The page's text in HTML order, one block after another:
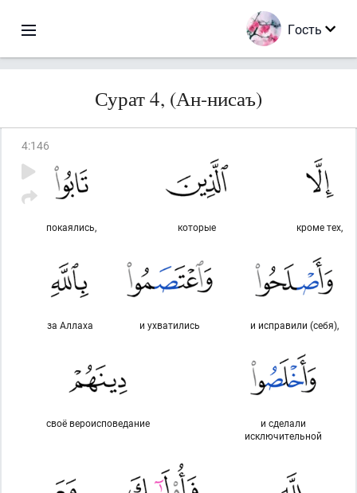
Гость
Сурат 4, (Ан-нисаъ)
4:146
кроме тех,
которые
покаялись,
и исправили (себя),
и ухватились
за Аллаха
и сделали
исключительной
своё вероисповедание